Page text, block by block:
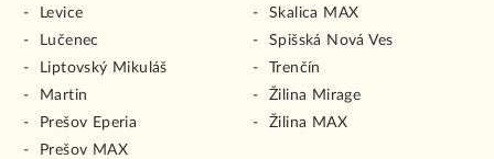
Levice
Lučenec
Liptovský Mikuláš
Martin
Prešov Eperia
Prešov MAX
Skalica MAX
Spišská Nová Ves
Trenčín
Žilina Mirage
Žilina MAX